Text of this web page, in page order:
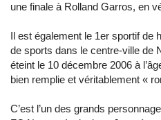
une finale à Rolland Garros, en
Il est également le 1er sportif de
de sports dans le centre-ville de
éteint le 10 décembre 2006 à
bien remplie et véritablement «
C’est l’un des grands